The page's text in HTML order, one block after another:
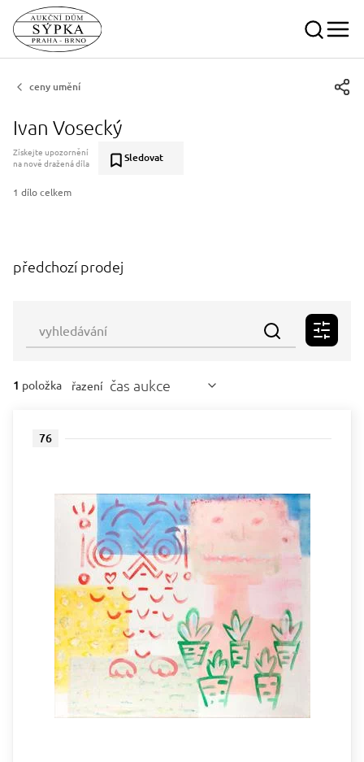
ceny umění
Ivan Vosecký
Získejte upozornění
na nově dražená díla
Sledovat
1 dílo celkem
předchozí prodej
1 položka řazení čas aukce
76